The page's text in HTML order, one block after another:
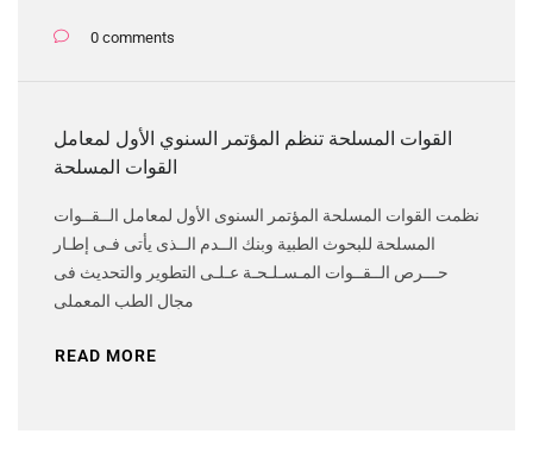
0 comments
القوات المسلحة تنظم المؤتمر السنوي الأول لمعامل
القوات المسلحة
نظمت القوات المسلحة المؤتمر السنوى الأول لمعامل الــقــوات
المسلحة للبحوث الطبية وبنك الــدم الــذى يأتى فـى إطـار
حـــرص الــقــوات المـسـلـحـة عـلـى التطوير والتحديث فى
مجال الطب المعملى
READ MORE